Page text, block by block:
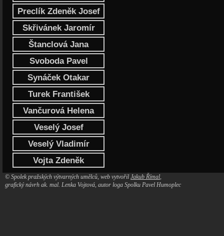
Preclík Zdeněk Josef
Skřivánek Jaromír
Štanclová Jana
Svoboda Pavel
Synáček Otakar
Turek František
Vančurová Helena
Veselý Josef
Veselý Vladimír
Vojta Zdeněk
© Spolek pražských výtvarných umělců, web vytvořil Jakub Římal,
grafický návrh ak. mal. Lenka Vojtová, autor loga Spolku Pavel Humoplec